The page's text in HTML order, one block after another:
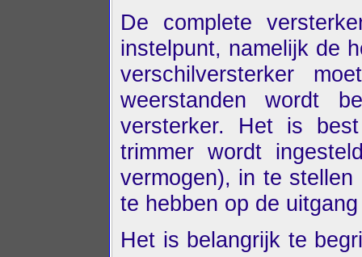
De complete
instelpunt, namelijk de
verschilversterker
weerstanden wordt
versterker. Het is
trimmer wordt
vermogen), in te
te hebben op de
Het is belangrijk te